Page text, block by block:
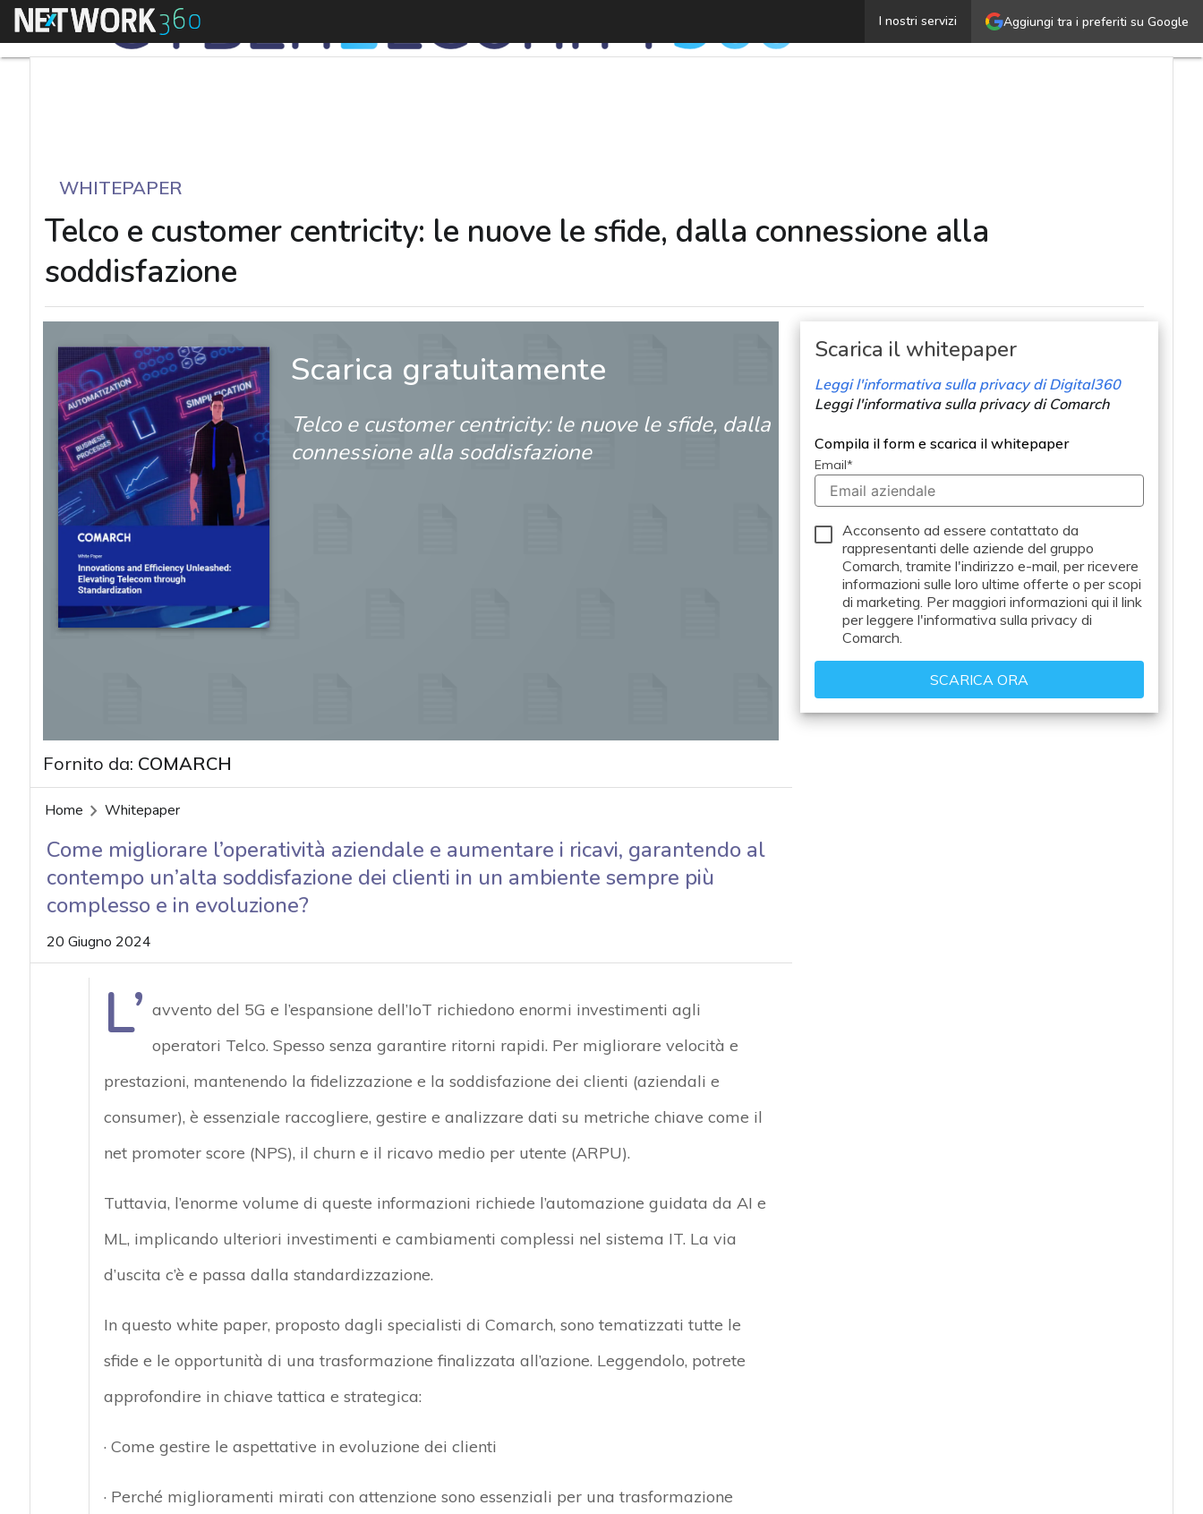
Aggiungi tra i preferiti su Google
I nostri servizi
Menu Telco e customer centricity: le nuove le sfide, dalla
WHITEPAPER
Telco e customer centricity: le nuove le sfide, dalla connessione alla
soddisfazione
Scarica gratuitamente
Telco e customer centricity: le nuove le sfide, dalla
connessione alla soddisfazione
Fornito da: COMARCH
Home Whitepaper
Come migliorare l’operatività aziendale e aumentare i ricavi, garantendo al
contempo un’alta soddisfazione dei clienti in un ambiente sempre più
complesso e in evoluzione?
20 Giugno 2024
L’ avvento del 5G e l’espansione dell’IoT richiedono enormi investimenti agli
operatori Telco. Spesso senza garantire ritorni rapidi. Per migliorare velocità e
prestazioni, mantenendo la fidelizzazione e la soddisfazione dei clienti (aziendali e
consumer), è essenziale raccogliere, gestire e analizzare dati su metriche chiave come il
net promoter score (NPS), il churn e il ricavo medio per utente (ARPU).
Tuttavia, l’enorme volume di queste informazioni richiede l’automazione guidata da AI e
ML, implicando ulteriori investimenti e cambiamenti complessi nel sistema IT. La via
d’uscita c’è e passa dalla standardizzazione.
In questo white paper, proposto dagli specialisti di Comarch, sono tematizzati tutte le
sfide e le opportunità di una trasformazione finalizzata all’azione. Leggendolo, potrete
approfondire in chiave tattica e strategica:
· Come gestire le aspettative in evoluzione dei clienti
· Perché miglioramenti mirati con attenzione sono essenziali per una trasformazione
Scarica il whitepaper
Leggi l'informativa sulla privacy di Digital360
Leggi l'informativa sulla privacy di Comarch
Compila il form e scarica il whitepaper
Email*
Acconsento ad essere contattato da
rappresentanti delle aziende del gruppo
Comarch, tramite l'indirizzo e-mail, per ricevere
informazioni sulle loro ultime offerte o per scopi
di marketing. Per maggiori informazioniqui il link
per leggere l'informativa sulla privacy di
Comarch.